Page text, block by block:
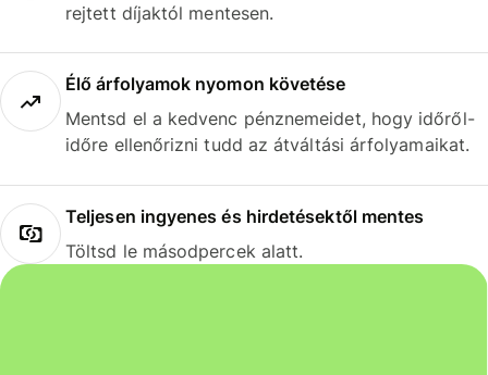
rejtett díjaktól mentesen.
Élő árfolyamok nyomon követése
Mentsd el a kedvenc pénznemeidet, hogy időről-
időre ellenőrizni tudd az átváltási árfolyamaikat.
Teljesen ingyenes és hirdetésektől mentes
Töltsd le másodpercek alatt.